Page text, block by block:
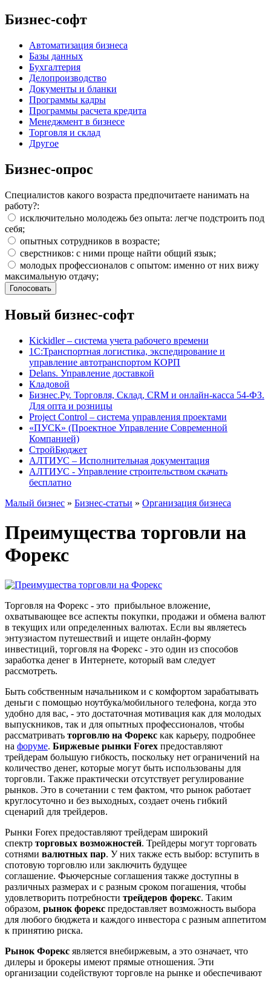
Бизнес-софт
Автоматизация бизнеса
Базы данных
Бухгалтерия
Делопроизводство
Документы и бланки
Программы кадры
Программы расчета кредита
Менеджмент в бизнесе
Торговля и склад
Другое
Бизнес-опрос
Специалистов какого возраста предпочитаете нанимать на
работу?:
исключительно молодежь без опыта: легче подстроить под
себя;
опытных сотрудников в возрасте;
сверстников: с ними проще найти общий язык;
молодых профессионалов с опытом: именно от них вижу
максимальную отдачу;
Новый бизнес-софт
Kickidler – система учета рабочего времени
1С:Транспортная логистика, экспедирование и
управление автотранспортом КОРП
Delans. Управление доставкой
Кладовой
Бизнес.Ру. Торговля, Склад, CRM и онлайн-касса 54-ФЗ.
Для опта и розницы
Project Сontrol – система управления проектами
«ПУСК» (Проектное Управление Современной
Компанией)
СтройБюджет
АЛТИУС – Исполнительная документация
АЛТИУС - Управление строительством скачать
бесплатно
Малый бизнес » Бизнес-статьи » Организация бизнеса
Преимущества торговли на
Форекс
Торговля на Форекс - это прибыльное вложение,
охватывающее все аспекты покупки, продажи и обмена валют
в текущих или определенных валютах. Если вы являетесь
энтузиастом путешествий и ищете онлайн-форму
инвестиций, торговля на Форекс - это один из способов
заработка денег в Интернете, который вам следует
рассмотреть.
Быть собственным начальником и с комфортом зарабатывать
деньги с помощью ноутбука/мобильного телефона, когда это
удобно для вас, - это достаточная мотивация как для молодых
выпускников, так и для опытных профессионалов, чтобы
рассматривать торговлю на Форекс как карьеру, подробнее
на форуме. Биржевые рынки Forex предоставляют
трейдерам большую гибкость, поскольку нет ограничений на
количество денег, которые могут быть использованы для
торговли. Также практически отсутствует регулирование
рынков. Это в сочетании с тем фактом, что рынок работает
круглосуточно и без выходных, создает очень гибкий
сценарий для трейдеров.
Рынки Forex предоставляют трейдерам широкий
спектр торговых возможностей. Трейдеры могут торговать
сотнями валютных пар. У них также есть выбор: вступить в
спотовую торговлю или заключить будущее
соглашение. Фьючерсные соглашения также доступны в
различных размерах и с разным сроком погашения, чтобы
удовлетворить потребности трейдеров форекс. Таким
образом, рынок форекс предоставляет возможность выбора
для любого бюджета и каждого инвестора с разным аппетитом
к принятию риска.
Рынок Форекс является внебиржевым, а это означает, что
дилеры и брокеры имеют прямые отношения. Эти
организации содействуют торговле на рынке и обеспечивают